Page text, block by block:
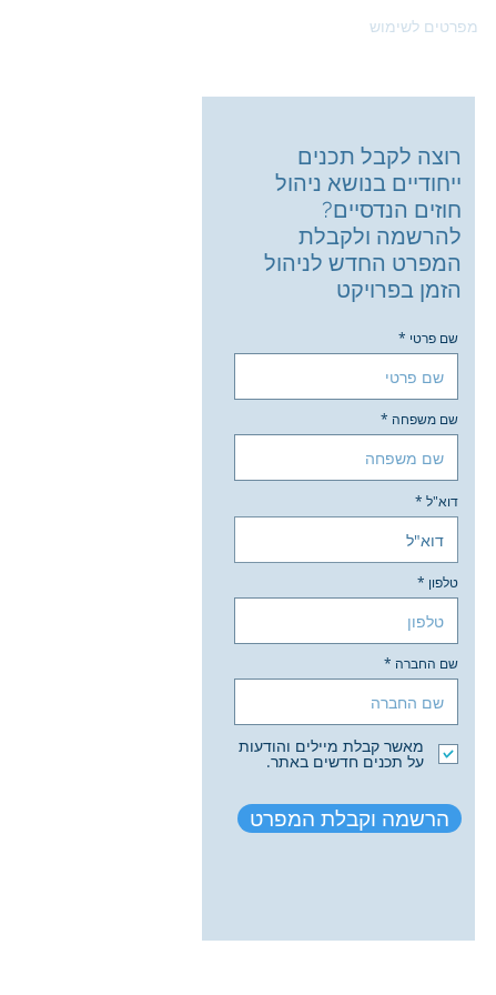
מפרטים לשימוש
רוצה לקבל תכנים
ייחודיים בנושא ניהול
חוזים הנדסיים?
להרשמה ולקבלת
המפרט החדש לניהול
הזמן בפרויקט
שם פרטי
שם משפחה
דוא"ל
טלפון
שם החברה
מאשר קבלת מיילים והודעות
על תכנים חדשים באתר.
הרשמה וקבלת המפרט